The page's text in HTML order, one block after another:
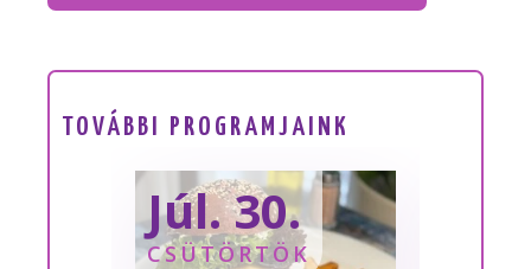
TOVÁBBI PROGRAMJAINK
Júl. 30.
CSÜTÖRTÖK